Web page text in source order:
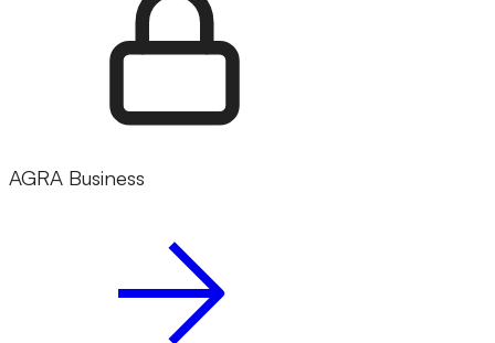
AGRA Business